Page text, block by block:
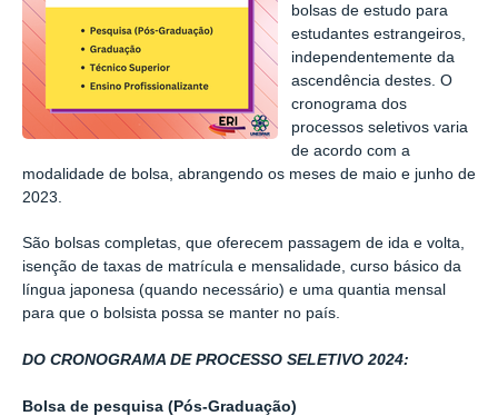
bolsas de estudo para
estudantes estrangeiros,
independentemente da
ascendência destes. O
cronograma dos
processos seletivos varia
de acordo com a
modalidade de bolsa, abrangendo os meses de maio e junho de
2023.
São bolsas completas, que oferecem passagem de ida e volta,
isenção de taxas de matrícula e mensalidade, curso básico da
língua japonesa (quando necessário) e uma quantia mensal
para que o bolsista possa se manter no país.
DO CRONOGRAMA DE PROCESSO SELETIVO 2024:
Bolsa de pesquisa (Pós-Graduação)